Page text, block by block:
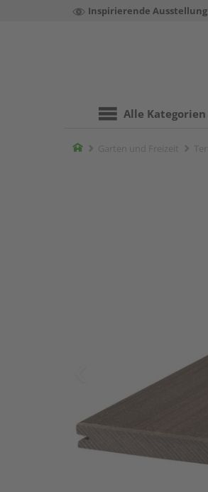
Inspirierende Ausstellung
Alle Kategorien
Home